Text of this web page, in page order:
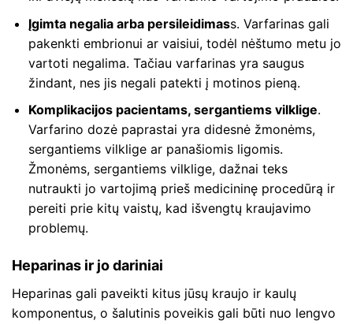
Įgimta negalia arba persileidimass. Varfarinas gali
pakenkti embrionui ar vaisiui, todėl nėštumo metu jo
vartoti negalima. Tačiau varfarinas yra saugus
žindant, nes jis negali patekti į motinos pieną.
Komplikacijos pacientams, sergantiems vilklige.
Varfarino dozė paprastai yra didesnė žmonėms,
sergantiems vilklige ar panašiomis ligomis.
Žmonėms, sergantiems vilklige, dažnai teks
nutraukti jo vartojimą prieš medicininę procedūrą ir
pereiti prie kitų vaistų, kad išvengtų kraujavimo
problemų.
Heparinas ir jo dariniai
Heparinas gali paveikti kitus jūsų kraujo ir kaulų
komponentus, o šalutinis poveikis gali būti nuo lengvo